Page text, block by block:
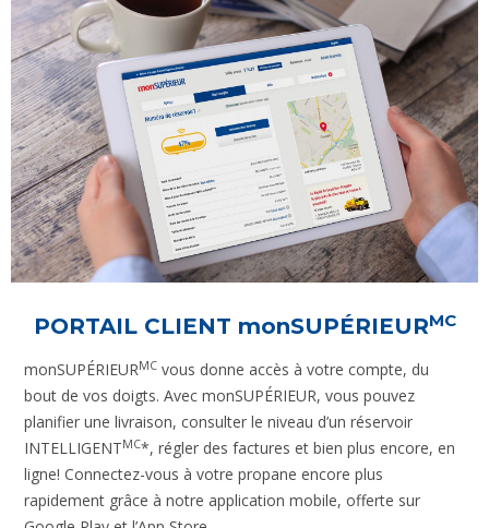
PORTAIL CLIENT monSUPÉRIEURMC
monSUPÉRIEURMC vous donne accès à votre compte, du
bout de vos doigts. Avec monSUPÉRIEUR, vous pouvez
planifier une livraison, consulter le niveau d’un réservoir
INTELLIGENTMC*, régler des factures et bien plus encore, en
ligne! Connectez-vous à votre propane encore plus
rapidement grâce à notre application mobile, offerte sur